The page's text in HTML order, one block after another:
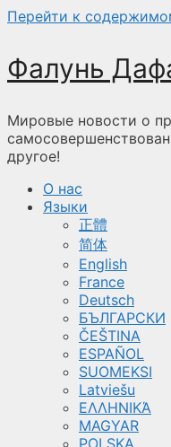
Перейти к
Фалунь
Мировые новости о
другое!
О нас
Языки
正體
简体
English
France
Deutsch
БЪЛГАРСКИ
ČEŠTINA
ESPAÑOL
SUOMEKSI
Latviešu
ΕΛΛΗΝΙΚΆ
MAGYAR
POLSKA